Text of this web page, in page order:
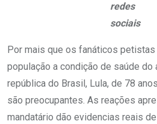
redes
sociais
Por mais que os fanáticos
população a condição de saúde do
república do Brasil, Lula, de 78
são preocupantes. As reações
mandatário dão evidencias reais